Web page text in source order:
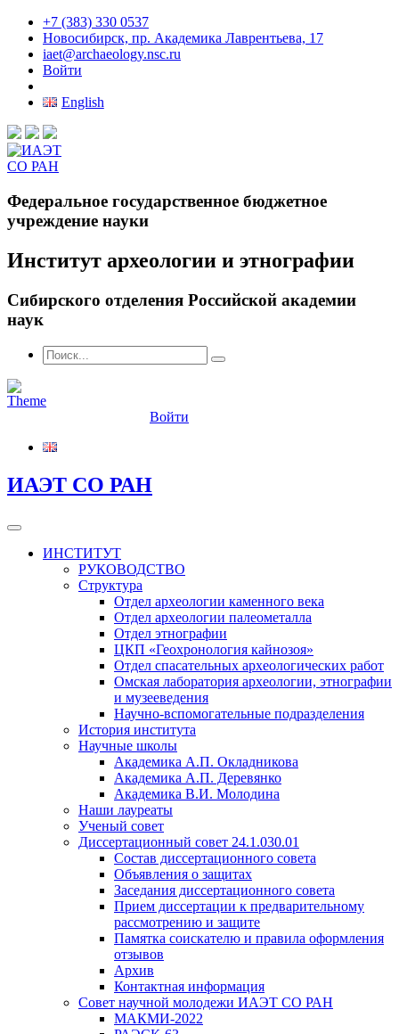
+7 (383) 330 0537
Новосибирск, пр. Академика Лаврентьева, 17
iaet@archaeology.nsc.ru
Войти
English
Федеральное государственное бюджетное
учреждение науки
Институт археологии и этнографии
Сибирского отделения Российской академии
наук
Войти
ИАЭТ СО РАН
ИНСТИТУТ
РУКОВОДСТВО
Структура
Отдел археологии каменного века
Отдел археологии палеометалла
Отдел этнографии
ЦКП «Геохронология кайнозоя»
Отдел спасательных археологических работ
Омская лаборатория археологии, этнографии
и музееведения
Научно-вспомогательные подразделения
История института
Научные школы
Академика А.П. Окладникова
Академика А.П. Деревянко
Академика В.И. Молодина
Наши лауреаты
Ученый совет
Диссертационный совет 24.1.030.01
Состав диссертационного совета
Объявления о защитах
Заседания диссертационного совета
Прием диссертации к предварительному
рассмотрению и защите
Памятка соискателю и правила оформления
отзывов
Архив
Контактная информация
Совет научной молодежи ИАЭТ СО РАН
МАКМИ-2022